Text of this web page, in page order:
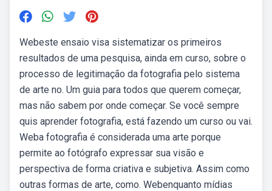
Webeste ensaio visa sistematizar os primeiros
resultados de uma pesquisa, ainda em curso, sobre o
processo de legitimação da fotografia pelo sistema
de arte no. Um guia para todos que querem começar,
mas não sabem por onde começar. Se você sempre
quis aprender fotografia, está fazendo um curso ou vai.
Weba fotografia é considerada uma arte porque
permite ao fotógrafo expressar sua visão e
perspectiva de forma criativa e subjetiva. Assim como
outras formas de arte, como. Webenquanto mídias